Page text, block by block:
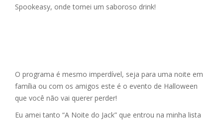
Spookeasy, onde tomei um saboroso drink!
O programa é mesmo imperdível, seja para uma noite em
família ou com os amigos este é o evento de Halloween
que você não vai querer perder!
Eu amei tanto “A Noite do Jack” que entrou na minha lista